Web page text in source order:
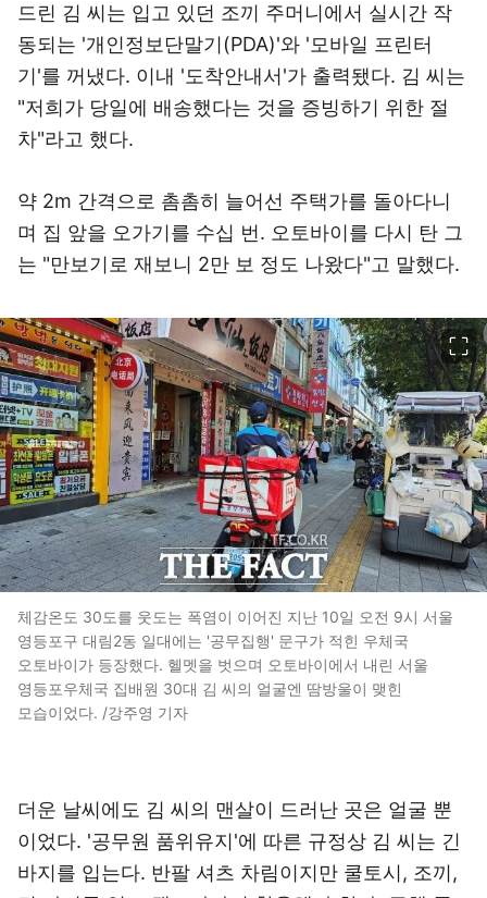
드린 김 씨는 입고 있던 조끼 주머니에서 실시간 작
동되는 '개인정보단말기(PDA)'와 '모바일 프린터
기'를 꺼냈다. 이내 '도착안내서'가 출력됐다. 김 씨는
"저희가 당일에 배송했다는 것을 증빙하기 위한 절
차"라고 했다.
약 2m 간격으로 촘촘히 늘어선 주택가를 돌아다니
며 집 앞을 오가기를 수십 번. 오토바이를 다시 탄 그
는 "만보기로 재보니 2만 보 정도 나왔다"고 말했다.
체감온도 30도를 웃도는 폭염이 이어진 지난 10일 오전 9시 서울
영등포구 대림2동 일대에는 '공무집행' 문구가 적힌 우체국
오토바이가 등장했다. 헬멧을 벗으며 오토바이에서 내린 서울
영등포우체국 집배원 30대 김 씨의 얼굴엔 땀방울이 맺힌
모습이었다. /강주영 기자
더운 날씨에도 김 씨의 맨살이 드러난 곳은 얼굴 뿐
이었다. '공무원 품위유지'에 따른 규정상 김 씨는 긴
바지를 입는다. 반팔 셔츠 차림이지만 쿨토시, 조끼,